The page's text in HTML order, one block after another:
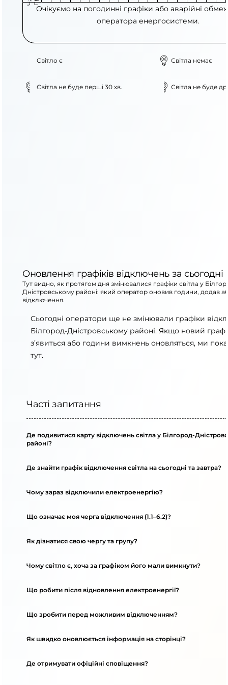
Очікуємо на погодинні графіки або аварійні
оператора енергосистеми.
Світло є Світла немає
Світла не буде перші 30 хв. Світла не буде
Оновлення графіків відключень за сьогодні
Тут видно, як протягом дня змінювалися графіки світла у
Дністровському районі: який оператор оновив години, додав
відключення.
Сьогодні оператори ще не змінювали графіки
Білгород-Дністровському районі. Якщо новий
з’явиться або години вимкнень оновляться, ми
тут.
Часті запитання
Де подивитися карту відключень світла у Білгород-
районі?
Де знайти графік відключення світла на сьогодні та завтра?
Чому зараз відключили електроенергію?
Що означає моя черга відключення (1.1–6.2)?
Як дізнатися свою чергу та групу?
Чому світло є, хоча за графіком його мали вимкнути?
Що робити після відновлення електроенергії?
Що зробити перед можливим відключенням?
Як швидко оновлюється інформація на сторінці?
Де отримувати офіційні сповіщення?